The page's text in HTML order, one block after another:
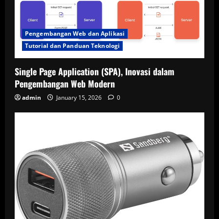
Pengembangan Web dan Aplikasi
Tutorial dan Panduan Teknologi
Single Page Application (SPA), Inovasi dalam
Pengembangan Web Modern
admin January 15, 2026 0